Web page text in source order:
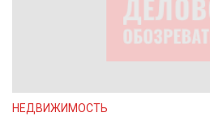
НЕДВИЖИМОСТЬ